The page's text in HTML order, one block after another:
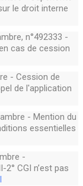
le droit interne
n°492333 -
cas de cession
- Cession de
de l'application
- Mention du
essentielles
-
2° CGI n’est pas